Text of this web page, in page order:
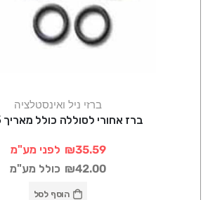
ברזי ניל ואינסטלציה
ברז אחורי לסוללה כולל מאריך 4655
₪35.59 לפני מע"מ
₪42.00 כולל מע"מ
הוסף לסל